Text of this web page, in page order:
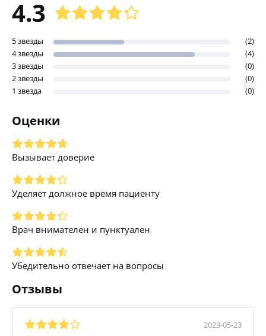
4.3
5 звезды
(2)
4 звезды
(4)
3 звезды
(0)
2 звезды
(0)
1 звезда
(0)
Оценки
Вызывает доверие
Уделяет должное время пациенту
Врач внимателен и пунктуален
Убедительно отвечает на вопросы
Отзывы
2023-05-23